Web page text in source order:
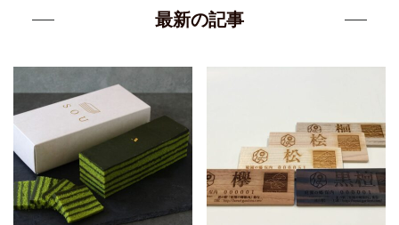
最新の記事